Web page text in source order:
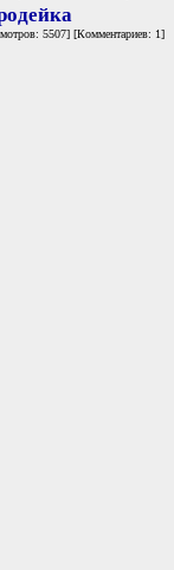
5507] [Комментариев: 1]